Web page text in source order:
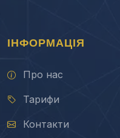
ІНФОРМАЦІЯ
Про нас
Тарифи
Контакти